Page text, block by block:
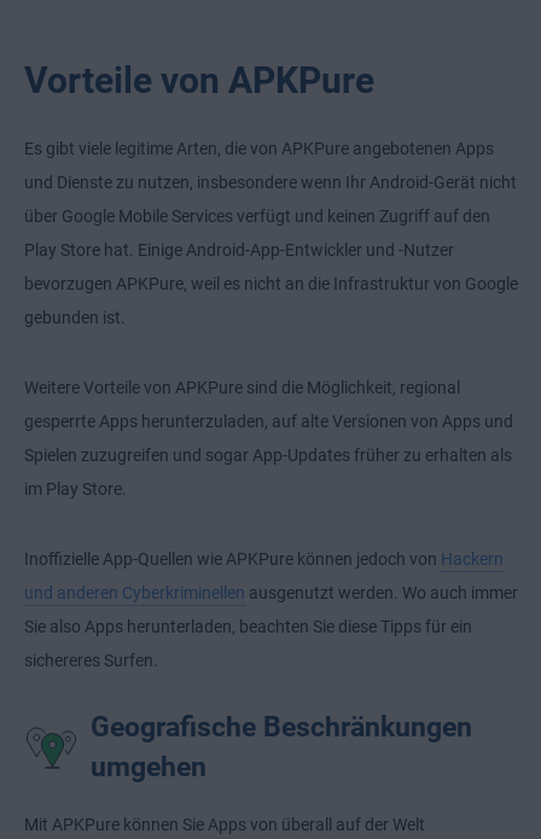
Vorteile von APKPure
Es gibt viele legitime Arten, die von APKPure angebotenen Apps
und Dienste zu nutzen, insbesondere wenn Ihr Android-Gerät nicht
über Google Mobile Services verfügt und keinen Zugriff auf den
Play Store hat. Einige Android-App-Entwickler und -Nutzer
bevorzugen APKPure, weil es nicht an die Infrastruktur von Google
gebunden ist.
Weitere Vorteile von APKPure sind die Möglichkeit, regional
gesperrte Apps herunterzuladen, auf alte Versionen von Apps und
Spielen zuzugreifen und sogar App-Updates früher zu erhalten als
im Play Store.
Inoffizielle App-Quellen wie APKPure können jedoch von Hackern
und anderen Cyberkriminellen ausgenutzt werden. Wo auch immer
Sie also Apps herunterladen, beachten Sie diese Tipps für ein
sichereres Surfen.
Geografische Beschränkungen
umgehen
Mit APKPure können Sie Apps von überall auf der Welt